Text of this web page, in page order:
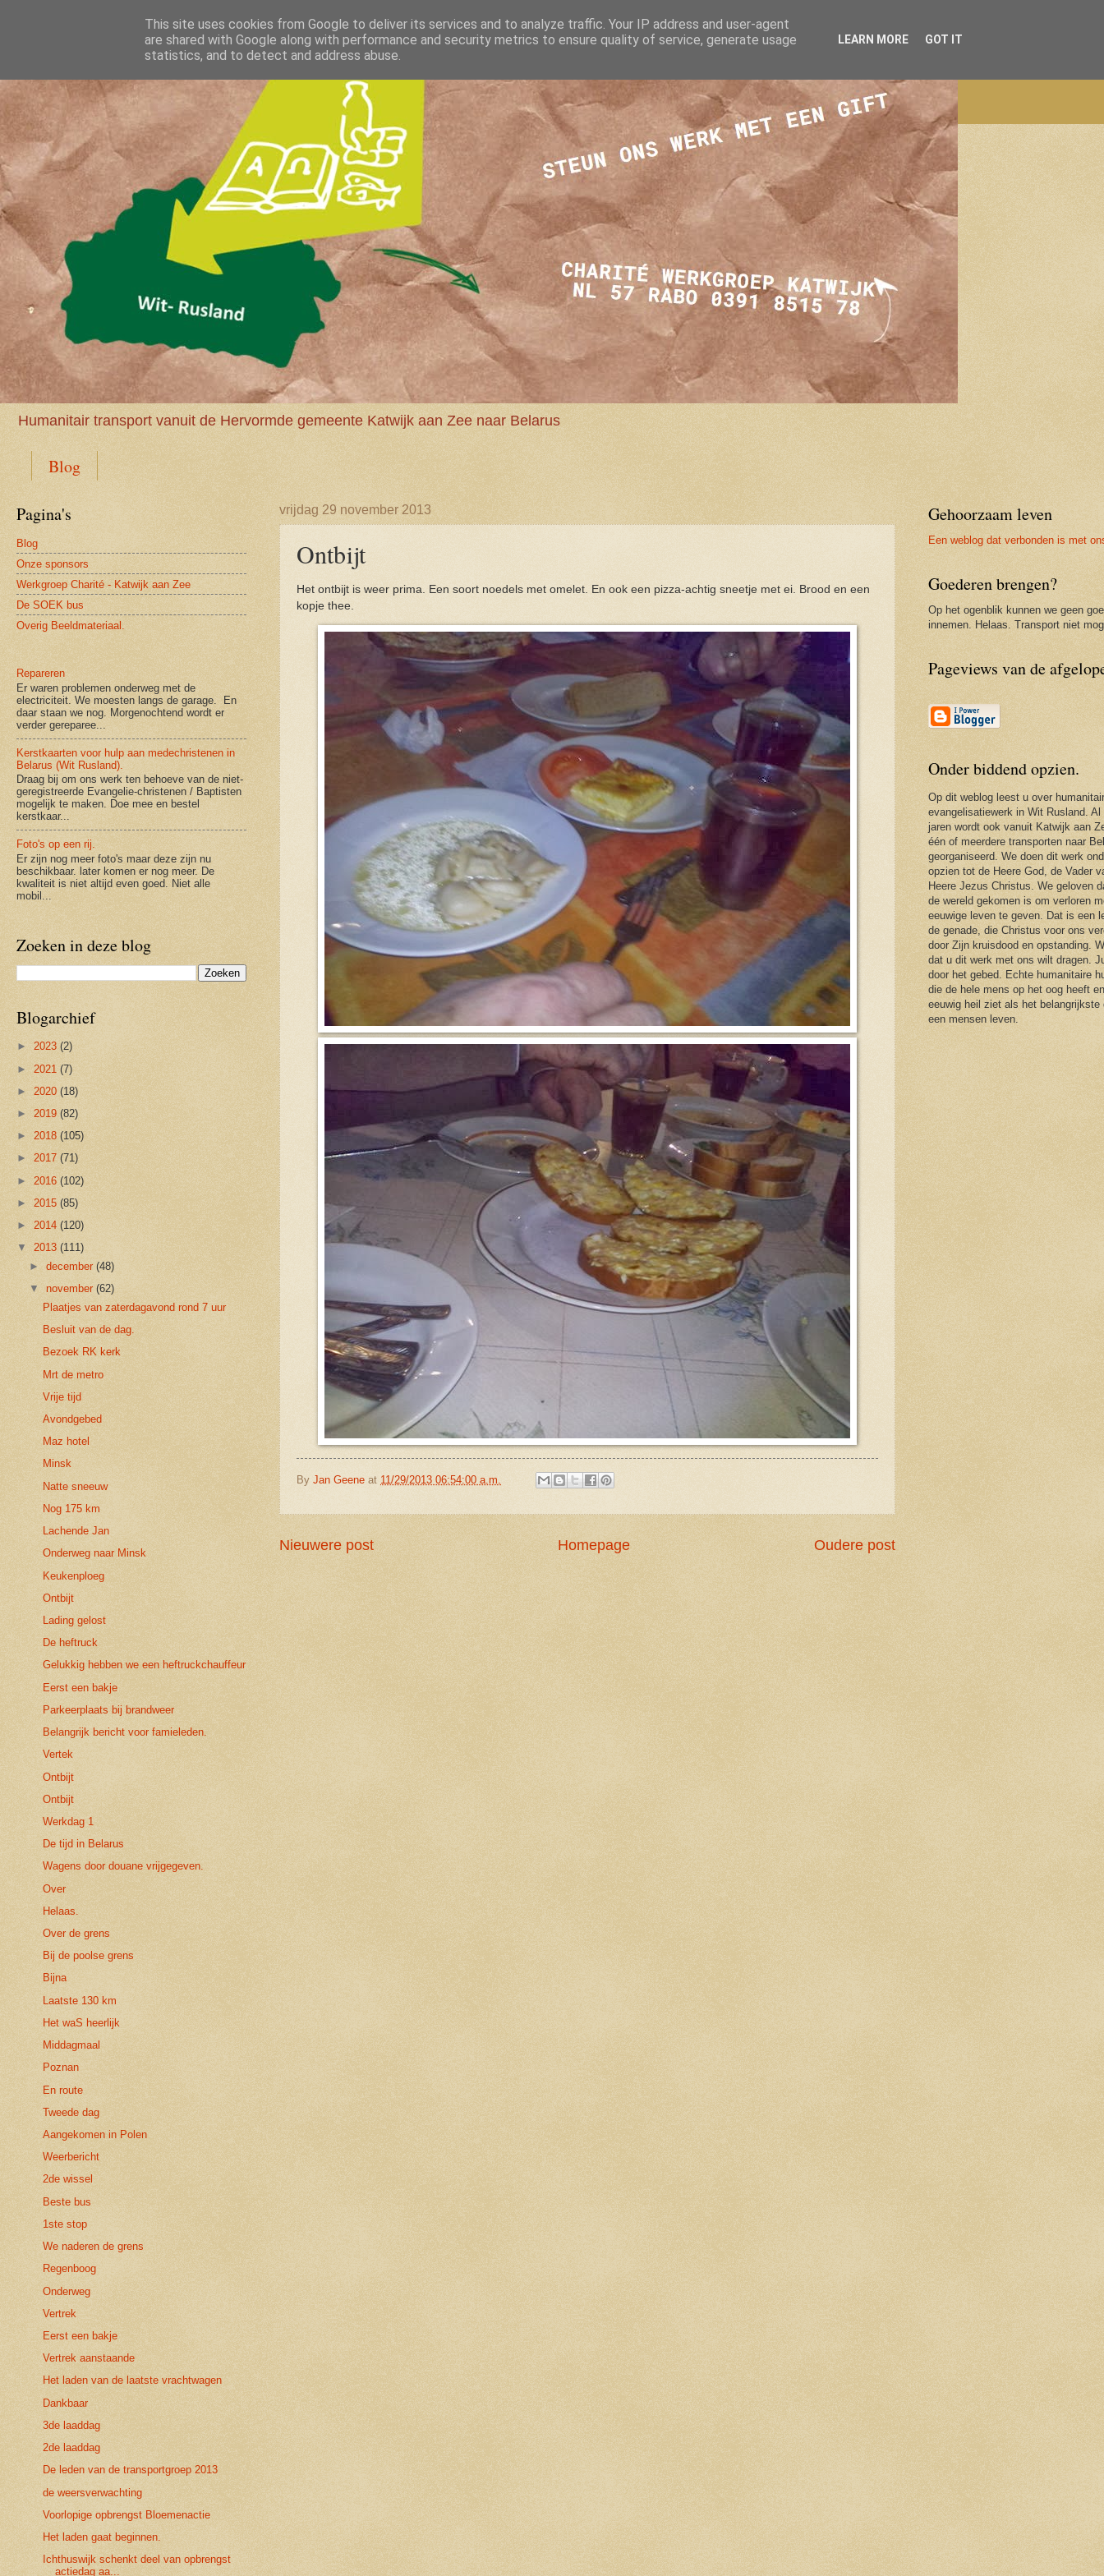
Humanitair transport vanuit de Hervormde gemeente Katwijk aan Zee naar Belarus
Blog
vrijdag 29 november 2013
Ontbijt
Het ontbijt is weer prima. Een soort noedels met omelet. En ook een pizza-achtig sneetje met ei. Brood en een
kopje thee.
By Jan Geene at 11/29/2013 06:54:00 a.m.
Nieuwere post Oudere post
Homepage
Pagina's
Blog
Onze sponsors
Werkgroep Charité - Katwijk aan Zee
De SOEK bus
Overig Beeldmateriaal.
Repareren
Er waren problemen onderweg met de
electriciteit. We moesten langs de garage. En
daar staan we nog. Morgenochtend wordt er
verder gereparee...
Kerstkaarten voor hulp aan medechristenen in
Belarus (Wit Rusland).
Draag bij om ons werk ten behoeve van de niet-
geregistreerde Evangelie-christenen / Baptisten
mogelijk te maken. Doe mee en bestel
kerstkaar...
Foto's op een rij.
Er zijn nog meer foto's maar deze zijn nu
beschikbaar. later komen er nog meer. De
kwaliteit is niet altijd even goed. Niet alle
mobil...
Zoeken in deze blog
Blogarchief
► 2023 (2)
► 2021 (7)
► 2020 (18)
► 2019 (82)
► 2018 (105)
► 2017 (71)
► 2016 (102)
► 2015 (85)
► 2014 (120)
▼
2013 (111)
►december (48)
▼
november (62)
Plaatjes van zaterdagavond rond 7 uur
Besluit van de dag.
Bezoek RK kerk
Mrt de metro
Vrije tijd
Avondgebed
Maz hotel
Minsk
Natte sneeuw
Nog 175 km
Lachende Jan
Onderweg naar Minsk
Keukenploeg
Ontbijt
Lading gelost
De heftruck
Gelukkig hebben we een heftruckchauffeur
Eerst een bakje
Parkeerplaats bij brandweer
Belangrijk bericht voor famieleden.
Vertek
Ontbijt
Ontbijt
Werkdag 1
De tijd in Belarus
Wagens door douane vrijgegeven.
Over
Helaas.
Over de grens
Bij de poolse grens
Bijna
Laatste 130 km
Het waS heerlijk
Middagmaal
Poznan
En route
Tweede dag
Aangekomen in Polen
Weerbericht
2de wissel
Beste bus
1ste stop
We naderen de grens
Regenboog
Onderweg
Vertrek
Eerst een bakje
Vertrek aanstaande
Het laden van de laatste vrachtwagen
Dankbaar
3de laaddag
2de laaddag
De leden van de transportgroep 2013
de weersverwachting
Voorlopige opbrengst Bloemenactie
Het laden gaat beginnen.
Ichthuswijk schenkt deel van opbrengst
actiedag aa...
Gehoorzaam leven
Een weblog dat verbonden is met
Goederen brengen?
Op het ogenblik kunnen we geen
innemen. Helaas. Transport niet
Pageviews van de
Onder biddend opzien.
Op dit weblog leest u over
evangelisatiewerk in Wit Rusland. Al
jaren wordt ook vanuit Katwijk aan
één of meerdere transporten naar
georganiseerd. We doen dit werk
opzien tot de Heere God, de Vader
Heere Jezus Christus. We geloven
de wereld gekomen is om verloren
eeuwige leven te geven. Dat is een
de genade, die Christus voor ons
door Zijn kruisdood en opstanding.
dat u dit werk met ons wilt dragen.
door het gebed. Echte humanitaire
die de hele mens op het oog heeft
eeuwig heil ziet als het belangrijkste
een mensen leven.
This site uses cookies from Google to deliver its services and to analyze traffic. Your IP address and user-agent
are shared with Google along with performance and security metrics to ensure quality of service, generate usage
statistics, and to detect and address abuse.
LEARN MORE GOT IT